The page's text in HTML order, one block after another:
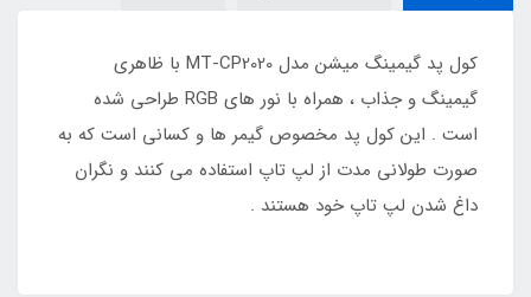
کول پد گیمینگ میشن مدل MT-CP2020 با ظاهری
گیمینگ و جذاب ، همراه با نور های RGB طراحی شده
است . این کول پد مخصوص گیمر ها و کسانی است که به
صورت طولانی مدت از لپ تاپ استفاده می کنند و نگران
داغ شدن لپ تاپ خود هستند .